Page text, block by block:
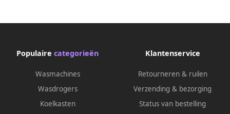
Populaire categorieën
Wasmachines
Wasdrogers
Koelkasten
Klantenservice
Retourneren & ruilen
Verzending & bezorging
Status van bestelling